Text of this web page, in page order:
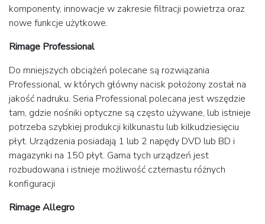
komponenty, innowacje w zakresie filtracji powietrza oraz
nowe funkcje użytkowe.
Rimage Professional
Do mniejszych obciążeń polecane są rozwiązania
Professional, w których główny nacisk położony został na
jakość nadruku. Seria Professional polecana jest wszędzie
tam, gdzie nośniki optyczne są często używane, lub istnieje
potrzeba szybkiej produkcji kilkunastu lub kilkudziesięciu
płyt. Urządzenia posiadają 1 lub 2 napędy DVD lub BD i
magazynki na 150 płyt. Gama tych urządzeń jest
rozbudowana i istnieje możliwość czternastu różnych
konfiguracji
Rimage Allegro